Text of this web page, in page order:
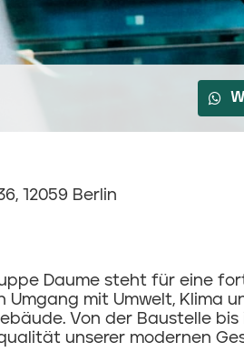
12059 Berlin
Daume steht für eine
Umgang mit Umwelt, Klima
Von der Baustelle
unserer modernen